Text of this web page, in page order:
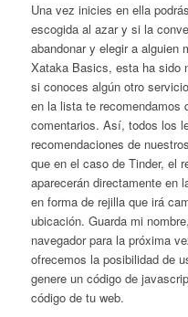
Una vez inicies en ella
escogida al azar y si la
abandonar y elegir a alguien
Xataka Basics, esta ha sido
si conoces algún otro
en la lista te recomendamos
comentarios. Así, todos los
recomendaciones de
que en el caso de Tinder, el
aparecerán directamente en
en forma de rejilla que irá
ubicación. Guarda mi
navegador para la próxima
ofrecemos la posibilidad de
genere un código de
código de tu web.